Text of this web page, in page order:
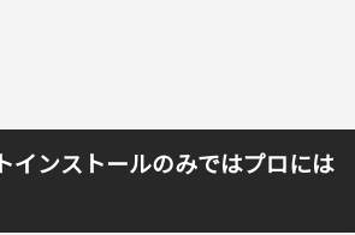
インストールのみではプロには